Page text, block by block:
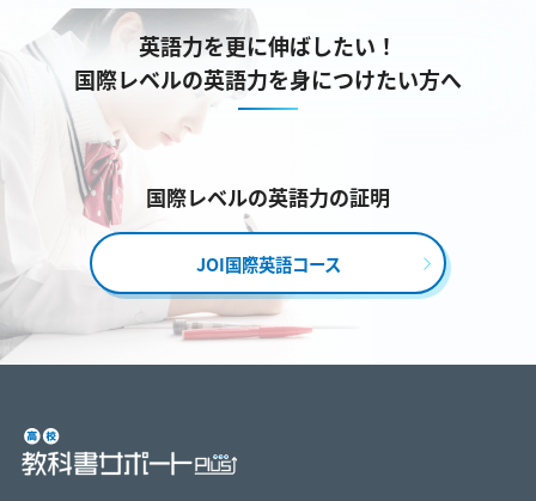
英語力を更に伸ばしたい！
国際レベルの英語力を身につけたい方へ
国際レベルの英語力の証明
JOI国際英語コース